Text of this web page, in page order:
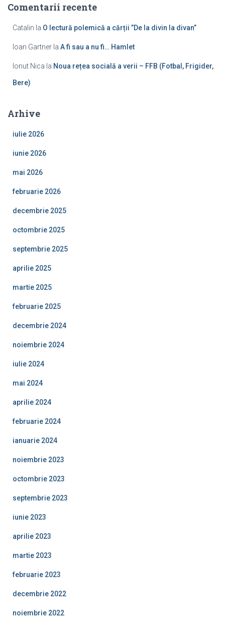
Comentarii recente
Catalin la O lectură polemică a cărții ”De la divin la divan”
Ioan Gartner la A fi sau a nu fi… Hamlet
Ionut Nica la Noua rețea socială a verii – FFB (Fotbal, Frigider,
Bere)
Arhive
iulie 2026
iunie 2026
mai 2026
februarie 2026
decembrie 2025
octombrie 2025
septembrie 2025
aprilie 2025
martie 2025
februarie 2025
decembrie 2024
noiembrie 2024
iulie 2024
mai 2024
aprilie 2024
februarie 2024
ianuarie 2024
noiembrie 2023
octombrie 2023
septembrie 2023
iunie 2023
aprilie 2023
martie 2023
februarie 2023
decembrie 2022
noiembrie 2022